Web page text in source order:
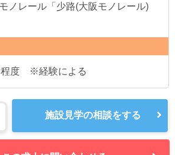
ノレール「少路(大阪モノレール)
程度 ※経験による
施設見学の相談をする